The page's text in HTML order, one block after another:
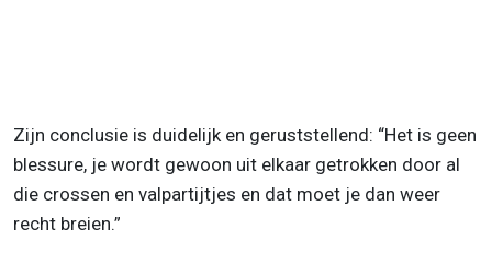
Zijn conclusie is duidelijk en geruststellend: “Het is geen
blessure, je wordt gewoon uit elkaar getrokken door al
die crossen en valpartijtjes en dat moet je dan weer
recht breien.”